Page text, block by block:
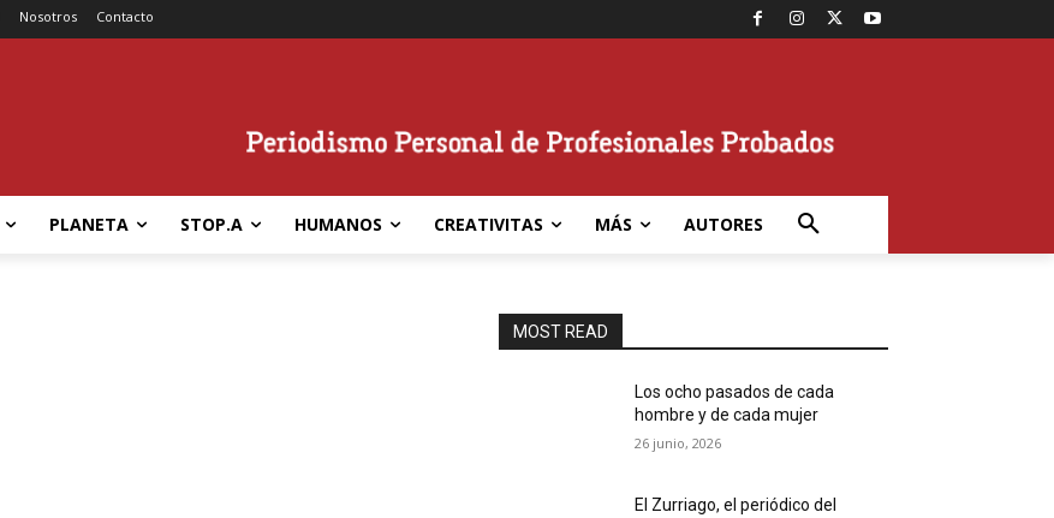
Nosotros Contacto
PLANETA STOP.A HUMANOS CREATIVITAS MÁS AUTORES
MOST READ
Los ocho pasados de cada
hombre y de cada mujer
26 junio, 2026
El Zurriago, el periódico del